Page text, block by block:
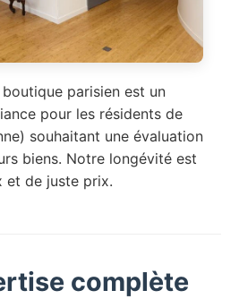
parisien est un
pour les résidents de
souhaitant une évaluation
biens. Notre longévité est
et de juste prix.
complète